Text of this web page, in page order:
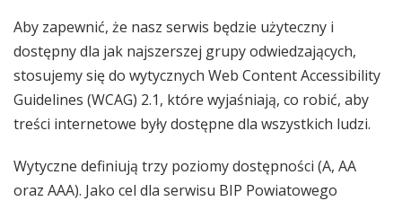
Aby zapewnić, że nasz serwis będzie użyteczny i
dostępny dla jak najszerszej grupy odwiedzających,
stosujemy się do wytycznych Web Content Accessibility
Guidelines (WCAG) 2.1, które wyjaśniają, co robić, aby
treści internetowe były dostępne dla wszystkich ludzi.
Wytyczne definiują trzy poziomy dostępności (A, AA
oraz AAA). Jako cel dla serwisu BIP Powiatowego